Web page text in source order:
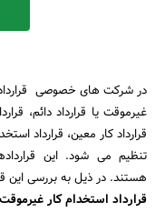
در شرکت های خصوصی قرارداد
غیرموقت یا قرارداد دائم،
قرارداد کار معین، قرارداد
تنظیم می شود. این
هستند. در ذیل به بررسی این
قرارداد استخدام کار